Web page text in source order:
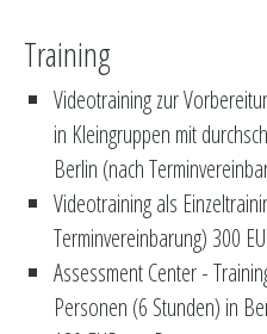
Training
Videotraining zur
in Kleingruppen mit
Berlin (nach
Videotraining als
Terminvereinbarung) 300
Assessment Center -
Personen (6 Stunden) in